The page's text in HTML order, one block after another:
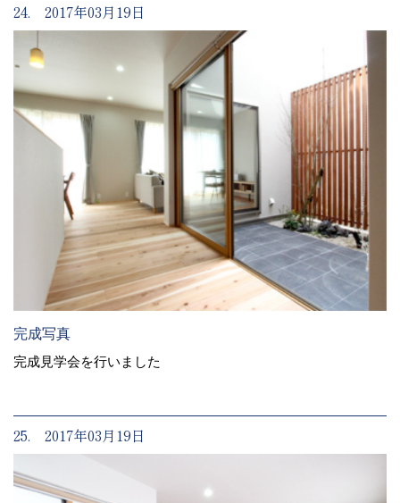
24. 2017年03月19日
完成写真
完成見学会を行いました
25. 2017年03月19日